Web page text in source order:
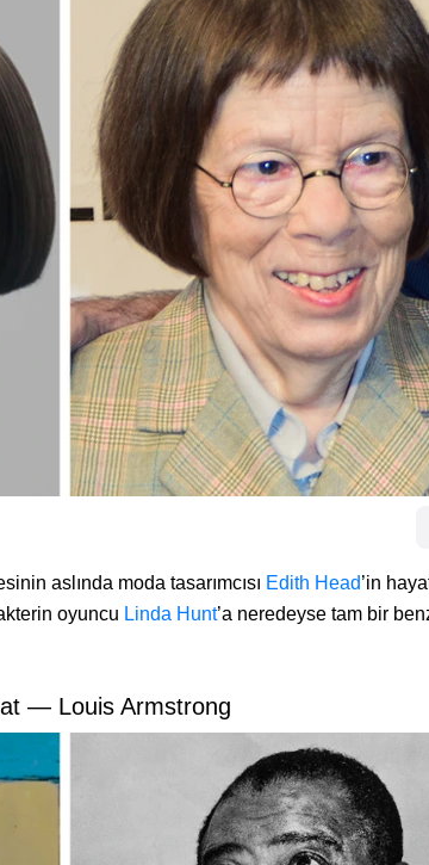
aslında moda tasarımcısı Edith Head’in
oyuncu Linda Hunt’a neredeyse tam bir
— Louis Armstrong